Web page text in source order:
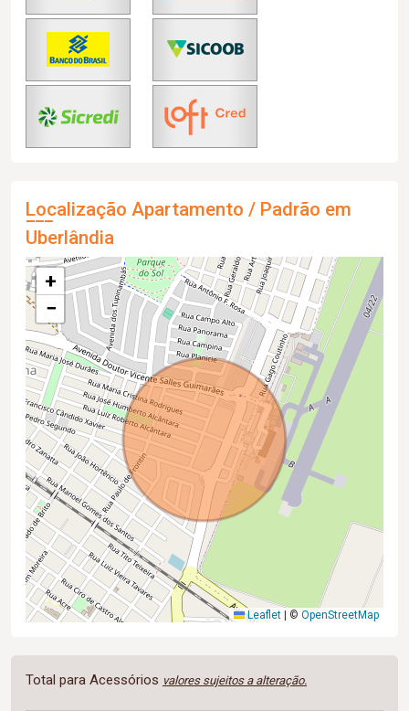
Localização Apartamento / Padrão em
Uberlândia
+
−
Leaflet © OpenStreetMap
Total para Acessórios valores sujeitos a alteração.